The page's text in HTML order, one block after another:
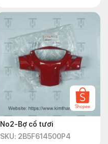
No2-Bợ cổ tươi
SKU: 2B5F614500P4